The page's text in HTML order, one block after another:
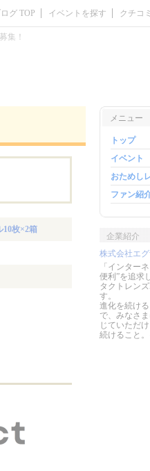
グ TOP イベントを探す クチコ
集！
10枚×2箱
メニュー
トップ
イベント
おためし
ファン紹
企業紹介
株式会社エ
「インター
便利”を追求
タクトレン
す。
進化を続け
で、みなさ
じていただ
続けること。